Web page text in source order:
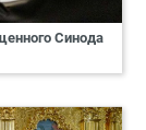
Синода